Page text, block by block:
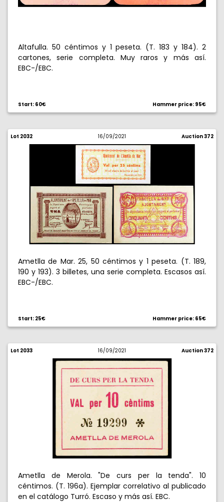
Altafulla. 50 céntimos y 1 peseta. (T. 183 y 184). 2
cartones, serie completa. Muy raros y más así.
EBC-/EBC.
Start: 60€ Hammer price: 95€
Lot 2032 16/09/2021 Auction 372
Ametlla de Mar. 25, 50 céntimos y 1 peseta. (T. 189,
190 y 193). 3 billetes, una serie completa. Escasos así.
EBC-/EBC.
Start: 25€ Hammer price: 65€
Lot 2033 16/09/2021 Auction 372
Ametlla de Merola. "De curs per la tenda". 10
céntimos. (T. 196a). Ejemplar correlativo al publicado
en el catálogo Turró. Escaso y más así. EBC.